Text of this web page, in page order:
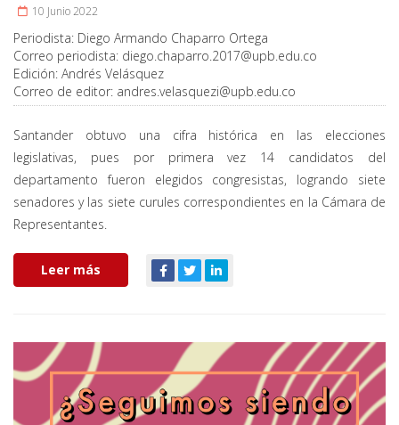
10 Junio 2022
Periodista: Diego Armando Chaparro Ortega
Correo periodista: diego.chaparro.2017@upb.edu.co
Edición: Andrés Velásquez
Correo de editor: andres.velasquezi@upb.edu.co
Santander obtuvo una cifra histórica en las elecciones
legislativas, pues por primera vez 14 candidatos del
departamento fueron elegidos congresistas, logrando siete
senadores y las siete curules correspondientes en la Cámara de
Representantes.
Leer más